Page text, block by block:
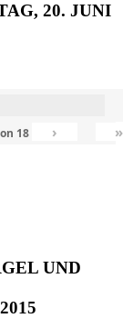
20. JUNI
18 › »
UND